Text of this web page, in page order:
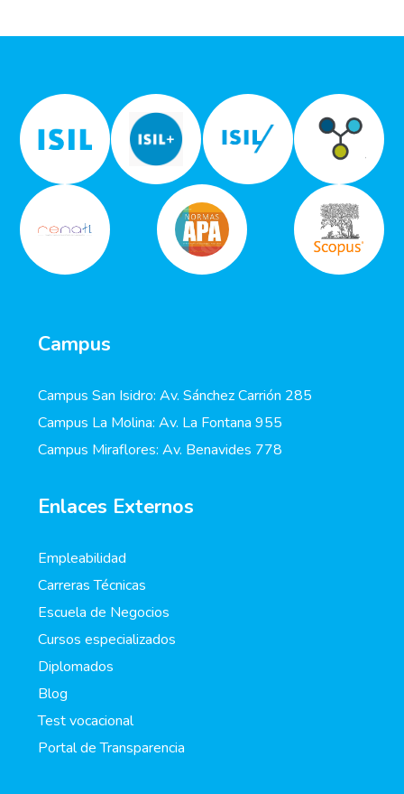
Campus
Campus San Isidro: Av. Sánchez Carrión 285
Campus La Molina: Av. La Fontana 955
Campus Miraflores: Av. Benavides 778
Enlaces Externos
Empleabilidad
Carreras Técnicas
Escuela de Negocios
Cursos especializados
Diplomados
Blog
Test vocacional
Portal de Transparencia